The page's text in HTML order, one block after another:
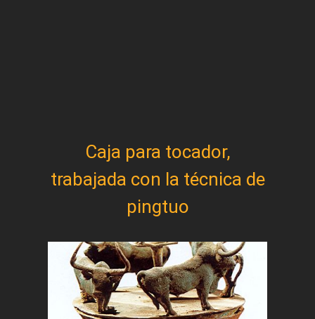
Caja para tocador,
trabajada con la técnica de
pingtuo